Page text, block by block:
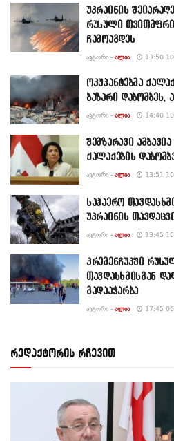
უკრაინის
რუსული
ჩამოაგდეს
ᲐᲕᲢᲝᲠᲘ - ᲐᲚᲘᲐ 13:50
ოკუპანტებმა
ბაზარი დაბომბეს,
ᲐᲕᲢᲝᲠᲘ - ᲐᲚᲘᲐ 14:40
შემზარავი
ქალაქების
ᲐᲕᲢᲝᲠᲘ - ᲐᲚᲘᲐ 13:51
საჰაერო
უკრაინის
ᲐᲕᲢᲝᲠᲘ - ᲐᲚᲘᲐ 13:45
კრემენჩუკში
თავდასხმისგან
გადააჭარბა
ᲐᲕᲢᲝᲠᲘ - ᲐᲚᲘᲐ 17:45
რედაქტორის რჩევით